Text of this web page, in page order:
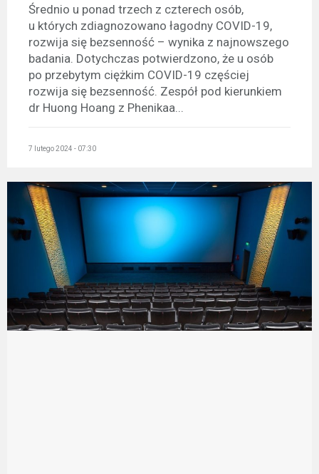
Średnio u ponad trzech z czterech osób,
u których zdiagnozowano łagodny COVID-19,
rozwija się bezsenność – wynika z najnowszego
badania. Dotychczas potwierdzono, że u osób
po przebytym ciężkim COVID-19 częściej
rozwija się bezsenność. Zespół pod kierunkiem
dr Huong Hoang z Phenikaa...
7 lutego 2024 - 07:30